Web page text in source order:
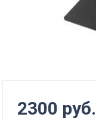
2300 руб.